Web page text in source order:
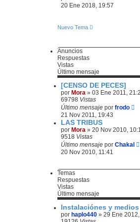
e
l
t
n
s
a
e
20 Ene 2018, 19:57
Nuevo Tema
Anuncios
Respuestas
Vistas
Último mensaje
[CENSO DE PECES]
por Mora » 03 Ene 2011,
69798 Vistas
Último mensaje por frodo
21 Nov 2011, 19:43
LAS TRIBUS
por Mora » 20 Nov 2010,
9518 Vistas
Último mensaje por Chakal
20 Nov 2010, 11:41
Temas
Respuestas
Vistas
Último mensaje
Instalaciónes y
por haplo440 » 29 Ene